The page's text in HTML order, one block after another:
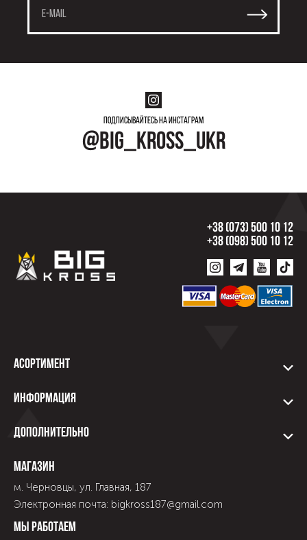
Подписывайтесь на инстаграм
@big_kross_ukr
+38 (073) 500 10 12
+38 (098) 500 10 12
Асортимент
Информация
Дополнительно
Магазин
м. Черновцы, ул. Главная, 187
Электронная почта: bigkross187@gmail.com
Мы работаем